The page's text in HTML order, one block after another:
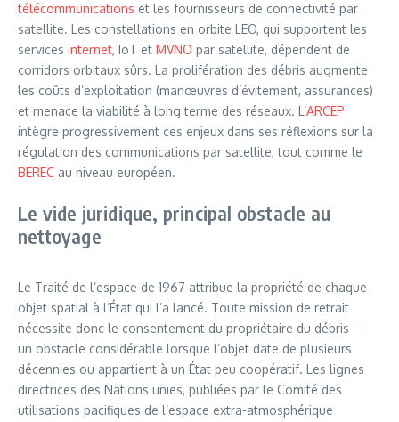
télécommunications et les fournisseurs de connectivité par
satellite. Les constellations en orbite LEO, qui supportent les
services internet, IoT et MVNO par satellite, dépendent de
corridors orbitaux sûrs. La prolifération des débris augmente
les coûts d’exploitation (manœuvres d’évitement, assurances)
et menace la viabilité à long terme des réseaux. L’ARCEP
intègre progressivement ces enjeux dans ses réflexions sur la
régulation des communications par satellite, tout comme le
BEREC au niveau européen.
Le vide juridique, principal obstacle au
nettoyage
Le Traité de l’espace de 1967 attribue la propriété de chaque
objet spatial à l’État qui l’a lancé. Toute mission de retrait
nécessite donc le consentement du propriétaire du débris —
un obstacle considérable lorsque l’objet date de plusieurs
décennies ou appartient à un État peu coopératif. Les lignes
directrices des Nations unies, publiées par le Comité des
utilisations pacifiques de l’espace extra-atmosphérique